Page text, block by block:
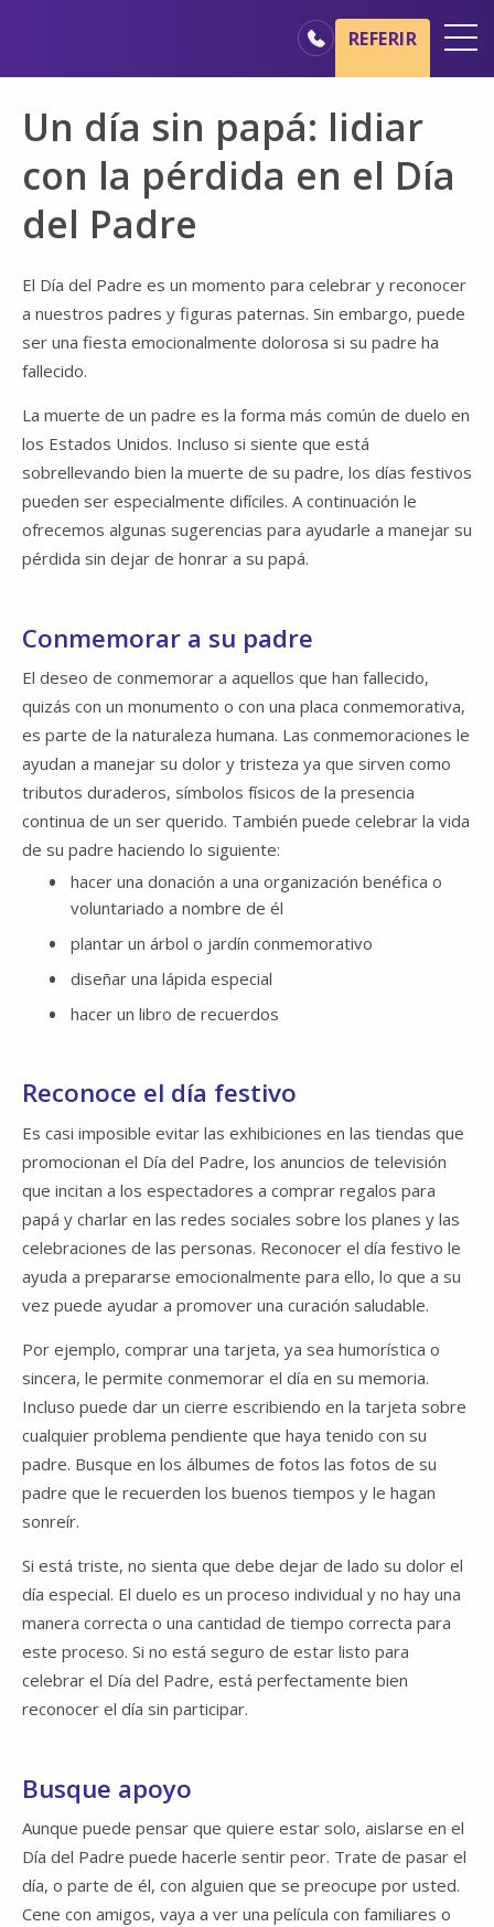
Básicos del cuidado de hospicio
Nuestros servicios
Profesionales médicos
REFERIR
Un día sin papá: lidiar
con la pérdida en el Día
del Padre
El Día del Padre es un momento para celebrar y reconocer
a nuestros padres y figuras paternas. Sin embargo, puede
ser una fiesta emocionalmente dolorosa si su padre ha
fallecido.
La muerte de un padre es la forma más común de duelo en
los Estados Unidos. Incluso si siente que está
sobrellevando bien la muerte de su padre, los días festivos
pueden ser especialmente difíciles. A continuación le
ofrecemos algunas sugerencias para ayudarle a manejar su
pérdida sin dejar de honrar a su papá.
Conmemorar a su padre
El deseo de conmemorar a aquellos que han fallecido,
quizás con un monumento o con una placa conmemorativa,
es parte de la naturaleza humana. Las conmemoraciones le
ayudan a manejar su dolor y tristeza ya que sirven como
tributos duraderos, símbolos físicos de la presencia
continua de un ser querido. También puede celebrar la vida
de su padre haciendo lo siguiente:
hacer una donación a una organización benéfica o
voluntariado a nombre de él
plantar un árbol o jardín conmemorativo
diseñar una lápida especial
hacer un libro de recuerdos
Reconoce el día festivo
Es casi imposible evitar las exhibiciones en las tiendas que
promocionan el Día del Padre, los anuncios de televisión
que incitan a los espectadores a comprar regalos para
papá y charlar en las redes sociales sobre los planes y las
celebraciones de las personas. Reconocer el día festivo le
ayuda a prepararse emocionalmente para ello, lo que a su
vez puede ayudar a promover una curación saludable.
Por ejemplo, comprar una tarjeta, ya sea humorística o
sincera, le permite conmemorar el día en su memoria.
Incluso puede dar un cierre escribiendo en la tarjeta sobre
cualquier problema pendiente que haya tenido con su
padre. Busque en los álbumes de fotos las fotos de su
padre que le recuerden los buenos tiempos y le hagan
sonreír.
Si está triste, no sienta que debe dejar de lado su dolor el
día especial. El duelo es un proceso individual y no hay una
manera correcta o una cantidad de tiempo correcta para
este proceso. Si no está seguro de estar listo para
celebrar el Día del Padre, está perfectamente bien
reconocer el día sin participar.
Busque apoyo
Aunque puede pensar que quiere estar solo, aislarse en el
Día del Padre puede hacerle sentir peor. Trate de pasar el
día, o parte de él, con alguien que se preocupe por usted.
Cene con amigos, vaya a ver una película con familiares o